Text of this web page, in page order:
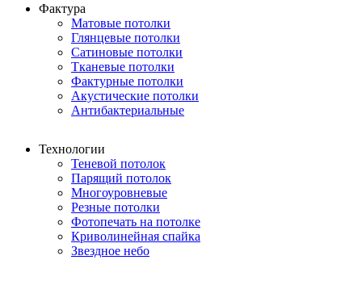
Фактура
Матовые потолки
Глянцевые потолки
Сатиновые потолки
Тканевые потолки
Фактурные потолки
Акустические потолки
Антибактериальные
Технологии
Теневой потолок
Парящий потолок
Многоуровневые
Резные потолки
Фотопечать на потолке
Криволинейная спайка
Звездное небо